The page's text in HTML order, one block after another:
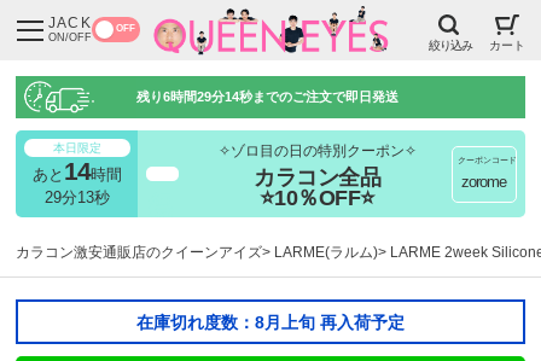
JACK
ON/OFF
OFF
絞り込み カート
残り6時間29分13秒までのご注文で即日発送
本日限定
あと 14時間
29分13秒
✧ゾロ目の日の特別クーポン✧
カラコン全品
⭐10％OFF⭐
クーポンコード
zorome
カラコン激安通販店のクイーンアイズ LARME(ラルム) LARME 2week
在庫切れ度数：8月上旬 再入荷予定